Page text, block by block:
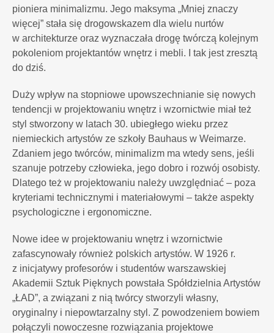
pioniera minimalizmu. Jego maksyma „Mniej znaczy
więcej” stała się drogowskazem dla wielu nurtów
w architekturze oraz wyznaczała drogę twórczą kolejnym
pokoleniom projektantów wnętrz i mebli. I tak jest zresztą
do dziś.
Duży wpływ na stopniowe upowszechnianie się nowych
tendencji w projektowaniu wnętrz i wzornictwie miał też
styl stworzony w latach 30. ubiegłego wieku przez
niemieckich artystów ze szkoły Bauhaus w Weimarze.
Zdaniem jego twórców, minimalizm ma wtedy sens, jeśli
szanuje potrzeby człowieka, jego dobro i rozwój osobisty.
Dlatego też w projektowaniu należy uwzględniać – poza
kryteriami technicznymi i materiałowymi – także aspekty
psychologiczne i ergonomiczne.
Nowe idee w projektowaniu wnętrz i wzornictwie
zafascynowały również polskich artystów. W 1926 r.
z inicjatywy profesorów i studentów warszawskiej
Akademii Sztuk Pięknych powstała Spółdzielnia Artystów
„ŁAD”, a związani z nią twórcy stworzyli własny,
oryginalny i niepowtarzalny styl. Z powodzeniem bowiem
połączyli nowoczesne rozwiązania projektowe